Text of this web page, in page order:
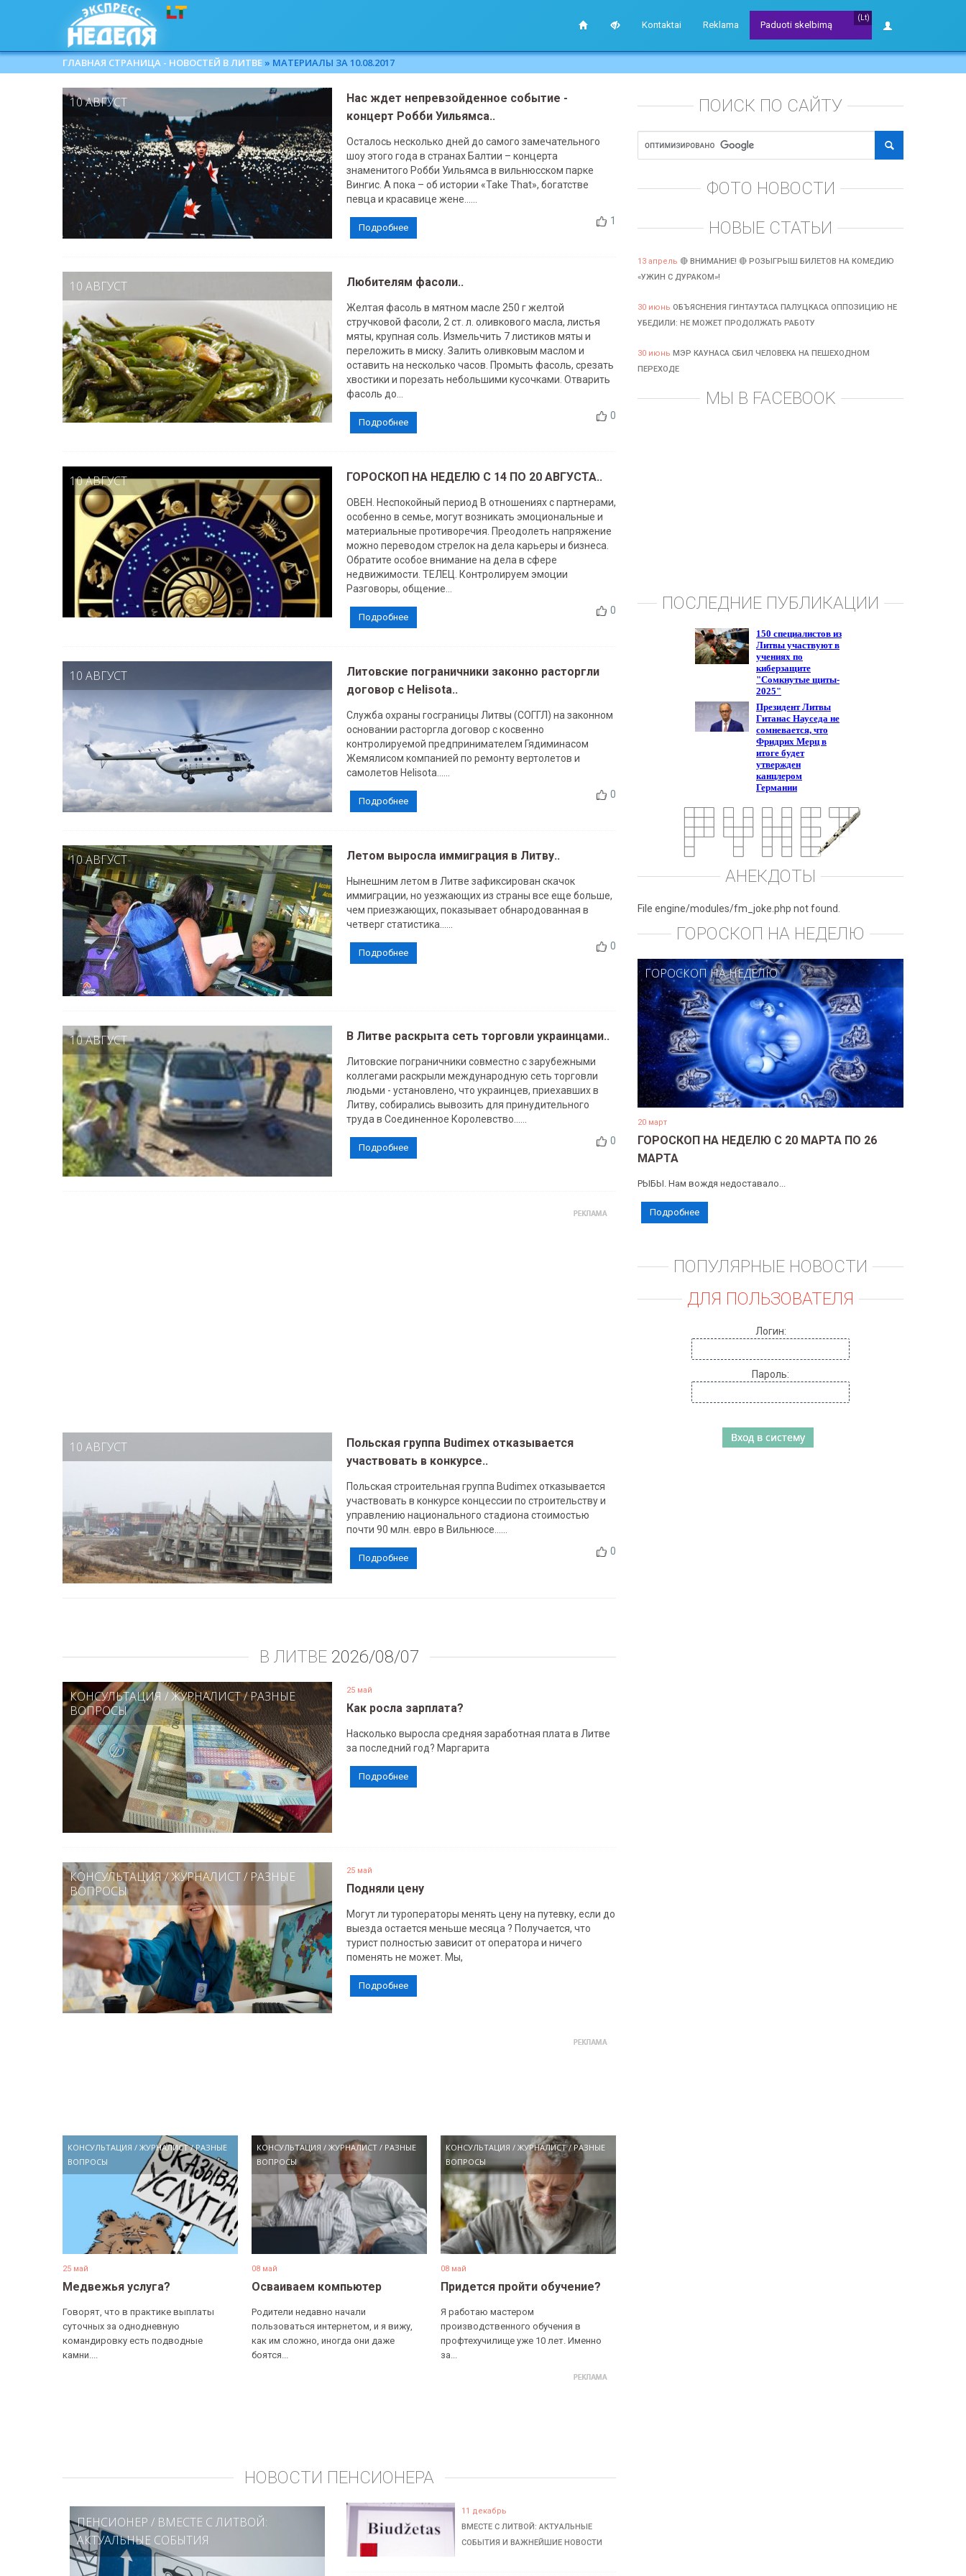
Kontaktai Reklama
(Lt)
Paduoti skelbimą
ГЛАВНАЯ СТРАНИЦА - НОВОСТЕЙ В ЛИТВЕ » МАТЕРИАЛЫ ЗА 10.08.2017
10 АВГУСТ
Нас ждет непревзойденное событие -
концерт Робби Уильямса..
Осталось несколько дней до самого замечательного
шоу этого года в странах Балтии – концерта
знаменитого Робби Уильямса в вильнюсском парке
Вингис. А пока – об истории «Take That», богатстве
певца и красавице жене......
1
Подробнее
10 АВГУСТ Любителям фасоли..
Желтая фасоль в мятном масле 250 г желтой
стручковой фасоли, 2 ст. л. оливкового масла, листья
мяты, крупная соль. Измельчить 7 листиков мяты и
переложить в миску. Залить оливковым маслом и
оставить на несколько часов. Промыть фасоль, срезать
хвостики и порезать небольшими кусочками. Отварить
фасоль до...
0
Подробнее
10 АВГУСТ ГОРОСКОП НА НЕДЕЛЮ C 14 ПО 20 АВГУСТА..
ОВЕН. Неспокойный период В отношениях с партнерами,
особенно в семье, могут возникать эмоциональные и
материальные противоречия. Преодолеть напряжение
можно переводом стрелок на дела карьеры и бизнеса.
Обратите особое внимание на дела в сфере
недвижимости. ТЕЛЕЦ. Контролируем эмоции
Разговоры, общение...
0
Подробнее
10 АВГУСТ
Литовские пограничники законно расторгли
договор с Helisota..
Служба охраны госграницы Литвы (СОГГЛ) на законном
основании расторгла договор с косвенно
контролируемой предпринимателем Гядиминасом
Жемялисом компанией по ремонту вертолетов и
самолетов Helisota......
0
Подробнее
10 АВГУСТ Летом выросла иммиграция в Литву..
Нынешним летом в Литве зафиксирован скачок
иммиграции, но уезжающих из страны все еще больше,
чем приезжающих, показывает обнародованная в
четверг статистика......
0
Подробнее
10 АВГУСТ В Литве раскрыта сеть торговли украинцами..
Литовские пограничники совместно с зарубежными
коллегами раскрыли международную сеть торговли
людьми - установлено, что украинцев, приехавших в
Литву, собирались вывозить для принудительного
труда в Соединенное Королевство......
0
Подробнее
10 АВГУСТ
Польская группа Budimex отказывается
участвовать в конкурсе..
Польская строительная группа Budimex отказывается
участвовать в конкурсе концессии по строительству и
управлению национального стадиона стоимостью
почти 90 млн. евро в Вильнюсе......
0
Подробнее
В ЛИТВЕ 2026/08/07
КОНСУЛЬТАЦИЯ /ЖУРНАЛИСТ/РАЗНЫЕ
ВОПРОСЫ
25 май
Как росла зарплата?
Насколько выросла средняя заработная плата в Литве
за последний год? Маргарита
Подробнее
КОНСУЛЬТАЦИЯ/ЖУРНАЛИСТ/ РАЗНЫЕ
ВОПРОСЫ
25 май
Подняли цену
Могут ли туроператоры менять цену на путевку, если до
выезда остается меньше месяца ? Получается, что
турист полностью зависит от оператора и ничего
поменять не может. Мы,
Подробнее
КОНСУЛЬТАЦИЯ / ЖУРНАЛИСТ/РАЗНЫЕ
ВОПРОСЫ
25 май
Медвежья услуга?
Говорят, что в практике выплаты
суточных за однодневную
командировку есть подводные
камни....
КОНСУЛЬТАЦИЯ /ЖУРНАЛИСТ / РАЗНЫЕ
ВОПРОСЫ
08 май
Осваиваем компьютер
Родители недавно начали
пользоваться интернетом, и я вижу,
как им сложно, иногда они даже
боятся...
КОНСУЛЬТАЦИЯ /ЖУРНАЛИСТ/ РАЗНЫЕ
ВОПРОСЫ
08 май
Придется пройти обучение?
Я работаю мастером
производственного обучения в
профтехучилище уже 10 лет. Именно
за...
НОВОСТИ ПЕНСИОНЕРА
ПЕНСИОНЕР / ВМЕСТЕ С ЛИТВОЙ:
АКТУАЛЬНЫЕ СОБЫТИЯ
11 декабрь
ВМЕСТЕ С ЛИТВОЙ: АКТУАЛЬНЫЕ
СОБЫТИЯ И ВАЖНЕЙШИЕ НОВОСТИ
ПОИСК ПО САЙТУ
ФОТО НОВОСТИ
НОВЫЕ СТАТЬИ
13 апрель 🔴 ВНИМАНИЕ! 🔴 РОЗЫГРЫШ БИЛЕТОВ НА КОМЕДИЮ
«УЖИН С ДУРАКОМ»!
30 июнь ОБЪЯСНЕНИЯ ГИНТАУТАСА ПАЛУЦКАСА ОППОЗИЦИЮ НЕ
УБЕДИЛИ: НЕ МОЖЕТ ПРОДОЛЖАТЬ РАБОТУ
30 июнь МЭР КАУНАСА СБИЛ ЧЕЛОВЕКА НА ПЕШЕХОДНОМ
ПЕРЕХОДЕ
МЫ В FACEBOOK
ПОСЛЕДНИЕ ПУБЛИКАЦИИ
АНЕКДОТЫ
File engine/modules/fm_joke.php not found.
ГОРОСКОП НА НЕДЕЛЮ
ГОРОСКОП НА НЕДЕЛЮ
20 март
ГОРОСКОП НА НЕДЕЛЮ С 20 МАРТА ПО 26
МАРТА
РЫБЫ. Нам вождя недоставало...
Подробнее
ПОПУЛЯРНЫЕ НОВОСТИ
ДЛЯ ПОЛЬЗОВАТЕЛЯ
Логин:
Пароль: